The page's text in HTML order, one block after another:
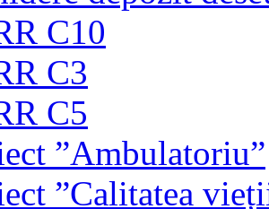
C10
C3
C5
”Ambulatoriu”
”Calitatea